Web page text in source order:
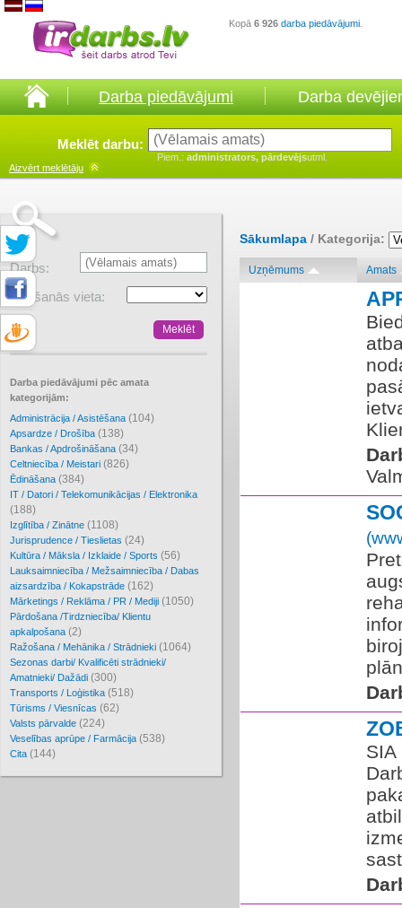
Kopā 6 926 darba piedāvājumi
Darba piedāvājumi Darba
Meklēt darbu:
Piem.: administrators, pārdevējsutml.
Aizvērt meklētāju
Darbs:
Atrašanās vieta:
Darba piedāvājumi pēc amata
kategorijām:
Administrācija / Asistēšana (104)
Apsardze / Drošība (138)
Bankas / Apdrošināšana (34)
Celtniecība / Meistari (826)
Ēdināšana (384)
IT / Datori / Telekomunikācijas / Elektronika
(188)
Izglītība / Zinātne (1108)
Jurisprudence / Tieslietas (24)
Kultūra / Māksla / Izklaide / Sports (56)
Lauksaimniecība / Mežsaimniecība / Dabas
aizsardzība / Kokapstrāde (162)
Mārketings / Reklāma / PR / Mediji (1050)
Pārdošana /Tirdzniecība/ Klientu
apkalpošana (2)
Ražošana / Mehānika / Strādnieki (1064)
Sezonas darbi/ Kvalificēti strādnieki/
Amatnieki/ Dažādi (300)
Transports / Loģistika (518)
Tūrisms / Viesnīcas (62)
Valsts pārvalde (224)
Veselības aprūpe / Farmācija (538)
Cita (144)
Sākumlapa / Kategorija:
Uzņēmums Amats
SIA